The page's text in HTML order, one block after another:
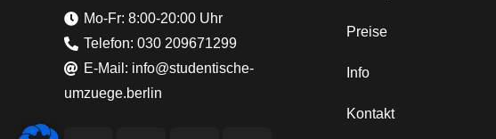
Mo-Fr: 8:00-20:00 Uhr
Telefon: 030 209671299
E-Mail: info@studentische-
umzuege.berlin
Preise
Info
Kontakt